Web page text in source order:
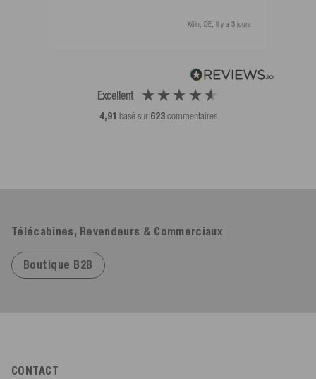
Excellent
4,91 basé sur 623commentaires
Köln, DE, Il y a 3 jours
Télécabines, Revendeurs & Commerciaux
Boutique B2B
CONTACT